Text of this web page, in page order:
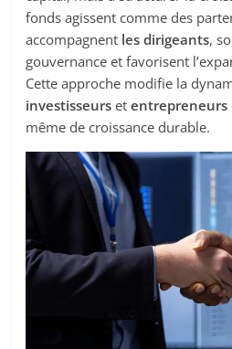
fonds agissent comme des
accompagnent les dirigeants,
gouvernance et favorisent
Cette approche modifie la
investisseurs etentrepreneurs
même de croissance durable.